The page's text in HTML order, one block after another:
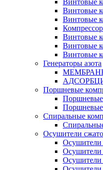
Винтовые
Винтовые
Винтовые
Винтовые
Винтовые
Генераторы азота
Поршневые
Поршневые
Поршневые
Спиральные
Осушители
Осушители
Осушители
Осушители